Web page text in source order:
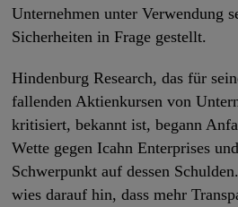
Unternehmen unter Verwendung
Sicherheiten in Frage gestellt.
Hindenburg Research, das für
fallenden Aktienkursen von
kritisiert, bekannt ist, begann
Wette gegen Icahn Enterprises
Schwerpunkt auf dessen
wies darauf hin, dass mehr